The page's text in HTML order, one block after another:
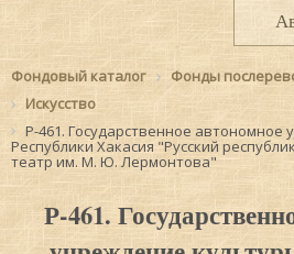
Фондовый каталог
Фонды
Искусство
Р-461. Государственное автономное
Республики Хакасия "Русский
театр им. М. Ю. Лермонтова"
Р-461.